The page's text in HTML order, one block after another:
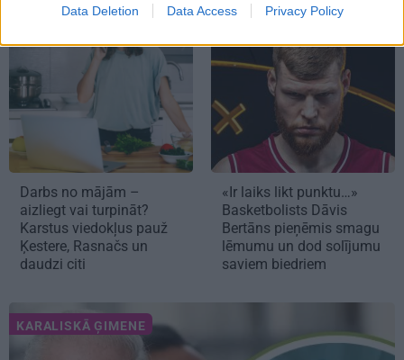
Data Deletion Data Access Privacy Policy
VIEDOKLIS
Darbs no mājām –
aizliegt vai turpināt?
Karstus viedokļus pauž
Ķestere, Rasnačs un
daudzi citi
SPORTS
«Ir laiks likt punktu…»
Basketbolists Dāvis
Bertāns pieņēmis smagu
lēmumu un dod solījumu
saviem biedriem
KARALISKĀ ĢIMENE